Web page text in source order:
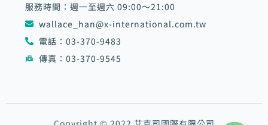
服務時間：週一至週六 09:00～21:00
wallace_han@x-international.com.tw
電話：03-370-9483
傳真：03-370-9545